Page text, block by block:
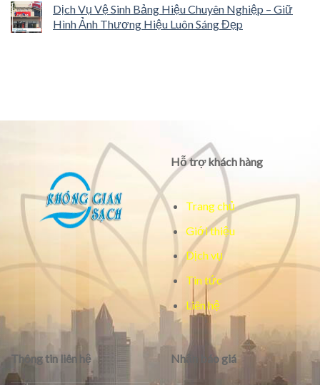
Dịch Vụ Vệ Sinh Bảng Hiệu Chuyên Nghiệp – Giữ
Hình Ảnh Thương Hiệu Luôn Sáng Đẹp
Hỗ trợ khách hàng
Trang chủ
Giới thiệu
Dịch vụ
Tin tức
Liên hệ
Thông tin liên hệ Nhận báo giá